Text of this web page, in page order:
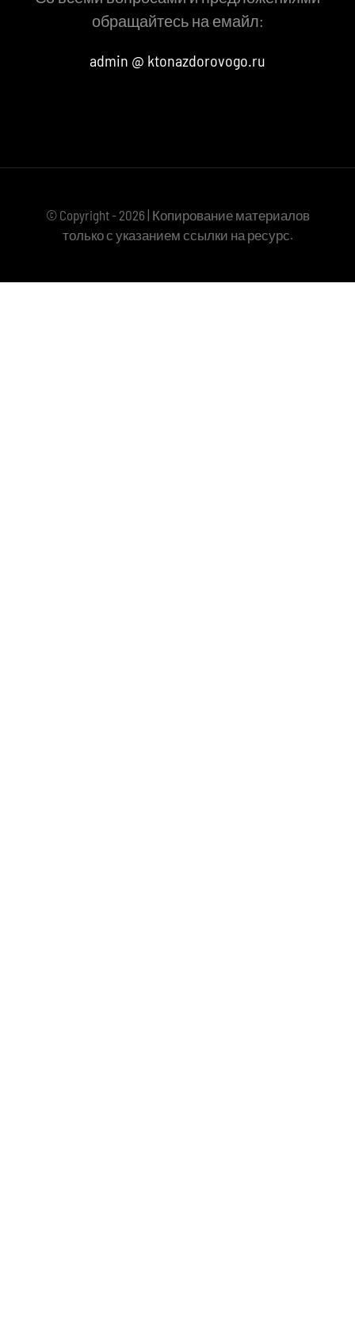
обращайтесь на емайл:
admin @ ktonazdorovogo.ru
© Copyright - 2026 | Копирование материалов
только с указанием ссылки на ресурс.